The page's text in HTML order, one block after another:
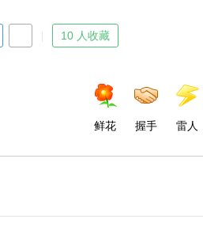
10 人收藏
鲜花 握手 雷人